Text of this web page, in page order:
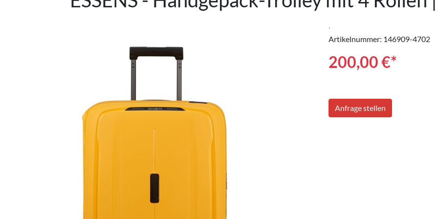
.
Artikelnummer: 146909-4702
200,00€*
Anfrage stellen